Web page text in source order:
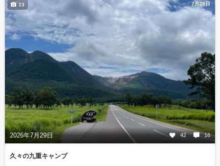
7月29日
2026年7月29日 42 16
23
久々の九重キャンプ